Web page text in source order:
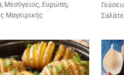
, Μεσόγειος, Ευρώπη,
Μαγειρικής